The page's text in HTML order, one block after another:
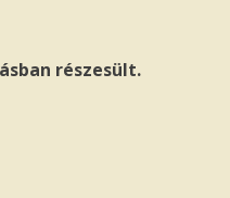
részesült.